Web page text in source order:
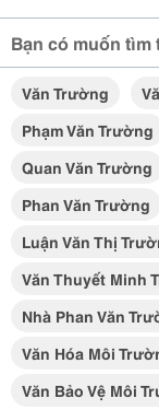
Bạn có muốn tìm
Văn Trường
Phạm Văn Trường
Quan Văn Trường
Phan Văn Trường
Luận Văn Thị
Văn Thuyết Minh
Nhà Phan Văn
Văn Hóa Môi
Văn Bảo Vệ Môi